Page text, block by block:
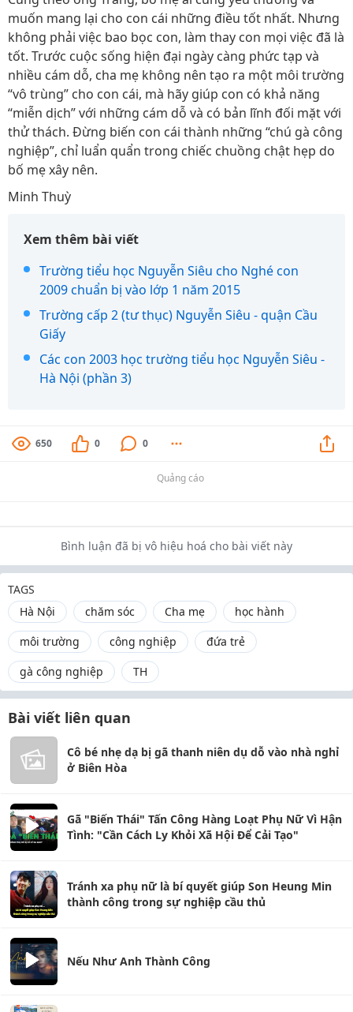
muốn mang lại cho con cái những điều tốt nhất. Nhưng
không phải việc bao bọc con, làm thay con mọi việc đã là
tốt. Trước cuộc sống hiện đại ngày càng phức tạp và
nhiều cám dỗ, cha mẹ không nên tạo ra một môi trường
“vô trùng” cho con cái, mà hãy giúp con có khả năng
“miễn dịch” với những cám dỗ và có bản lĩnh đối mặt với
thử thách. Đừng biến con cái thành những “chú gà công
nghiệp”, chỉ luẩn quẩn trong chiếc chuồng chật hẹp do
bố mẹ xây nên.
Minh Thuỳ
Xem thêm bài viết
Trường tiểu học Nguyễn Siêu cho Nghé con
2009 chuẩn bị vào lớp 1 năm 2015
Trường cấp 2 (tư thục) Nguyễn Siêu - quận Cầu
Giấy
Các con 2003 học trường tiểu học Nguyễn Siêu -
Hà Nội (phần 3)
650 0 0
Quảng cáo
Bình luận đã bị vô hiệu hoá cho bài viết này
TAGS
Hà Nội
chăm sóc Cha mẹ
học hành
môi trường
công nghiệp
đứa trẻ
gà công nghiệp
TH
Bài viết liên quan
Cô bé nhẹ dạ bị gã thanh niên dụ dỗ vào nhà nghỉ
ở Biên Hòa
Gã "Biến Thái" Tấn Công Hàng Loạt Phụ Nữ Vì Hận
Tình: "Cần Cách Ly Khỏi Xã Hội Để Cải Tạo"
Tránh xa phụ nữ là bí quyết giúp Son Heung Min
thành công trong sự nghiệp cầu thủ
Nếu Như Anh Thành Công